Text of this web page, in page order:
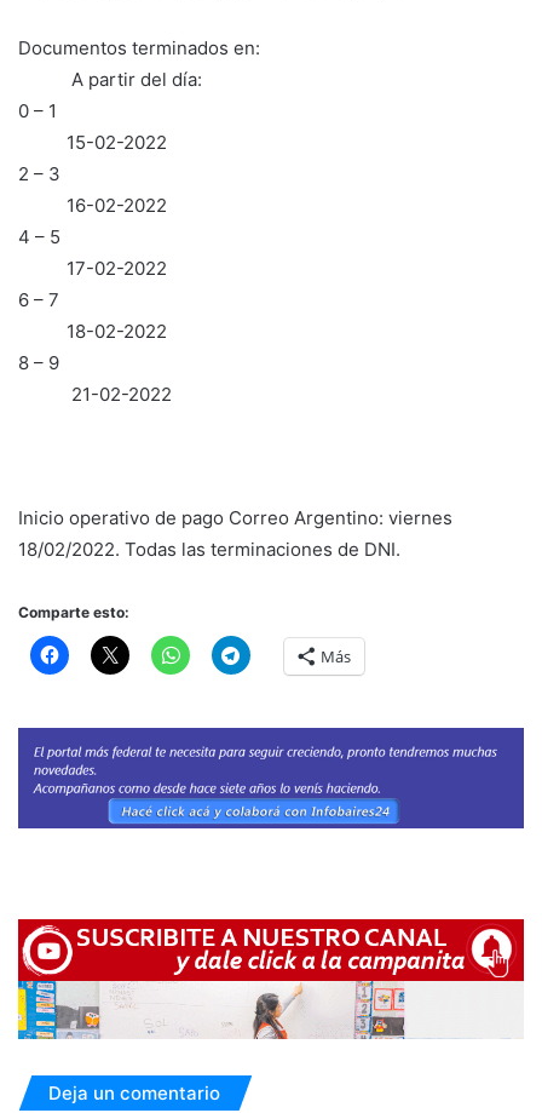
Documentos terminados en:
A partir del día:
0 – 1
15-02-2022
2 – 3
16-02-2022
4 – 5
17-02-2022
6 – 7
18-02-2022
8 – 9
21-02-2022
Inicio operativo de pago Correo Argentino: viernes
18/02/2022. Todas las terminaciones de DNI.
Comparte esto:
Más
Deja un comentario